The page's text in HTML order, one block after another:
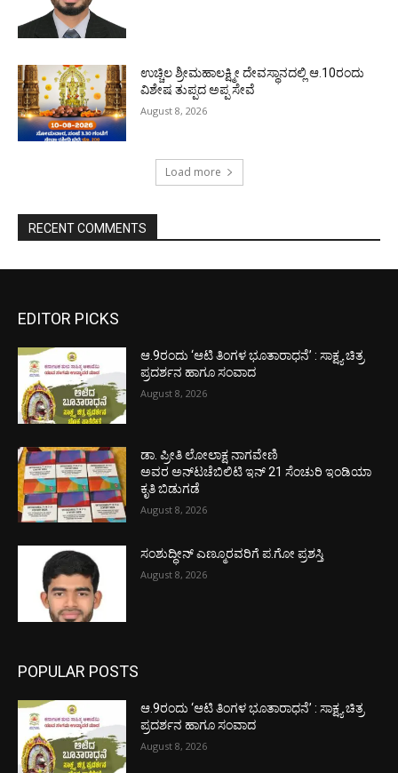
ಉಚ್ಚಿಲ ಶ್ರೀಮಹಾಲಕ್ಷ್ಮೀ ದೇವಸ್ಥಾನದಲ್ಲಿ ಆ.10ರಂದು
ವಿಶೇಷ ತುಪ್ಪದ ಅಪ್ಪ ಸೇವೆ
August 8, 2026
Load more
RECENT COMMENTS
EDITOR PICKS
ಆ.9ರಂದು ‘ಆಟಿ ತಿಂಗಳ ಭೂತಾರಾಧನೆ’ : ಸಾಕ್ಷ್ಯ ಚಿತ್ರ
ಪ್ರದರ್ಶನ ಹಾಗೂ ಸಂವಾದ
August 8, 2026
ಡಾ. ಪ್ರೀತಿ ಲೋಲಾಕ್ಷ ನಾಗವೇಣಿ
ಅವರ ಅನ್‌ಟಚೆಬಿಲಿಟಿ ಇನ್ 21 ಸೆಂಚುರಿ ಇಂಡಿಯಾ
ಕೃತಿ ಬಿಡುಗಡೆ
August 8, 2026
ಸಂಶುದ್ಧೀನ್ ಎಣ್ಮೂರವರಿಗೆ ಪ.ಗೋ ಪ್ರಶಸ್ತಿ
August 8, 2026
POPULAR POSTS
ಆ.9ರಂದು ‘ಆಟಿ ತಿಂಗಳ ಭೂತಾರಾಧನೆ’ : ಸಾಕ್ಷ್ಯ ಚಿತ್ರ
ಪ್ರದರ್ಶನ ಹಾಗೂ ಸಂವಾದ
August 8, 2026